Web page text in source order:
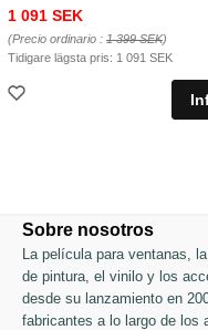
1 091 SEK
(Precio ordinario : 1 399 SEK)
Tidigare lägsta pris: 1 091 SEK
Sobre nosotros
La película para ventanas,
de pintura, el vinilo y los
desde su lanzamiento en
fabricantes a lo largo de los